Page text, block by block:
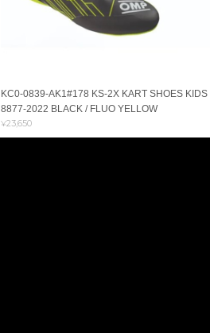
KC0-0839-AK1#178 KS-2X KART SHOES KIDS
8877-2022 BLACK / FLUO YELLOW
¥23,650